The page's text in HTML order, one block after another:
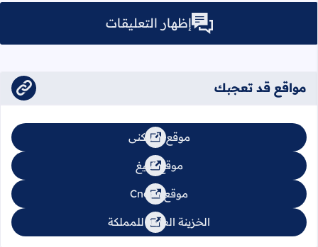
إظهار التعليقات
مواقع قد تعجبك
موقع السكنى
موقع تبليغ
موقع Cnops
الخزينة العامة للمملكة